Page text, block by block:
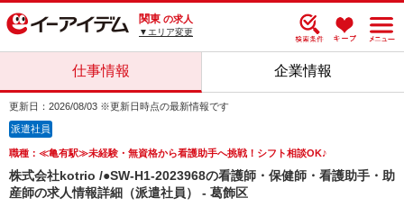
関東 の求人
▼エリア変更
仕事情報 企業情報
更新日：2026/08/03 ※更新日時点の最新情報です
派遣社員
職種：≪亀有駅≫未経験・無資格から看護助手へ挑戦！シフト相談OK♪
株式会社kotrio /●SW-H1-2023968の看護師・保健師・看護助手・助
産師の求人情報詳細（派遣社員） - 葛飾区